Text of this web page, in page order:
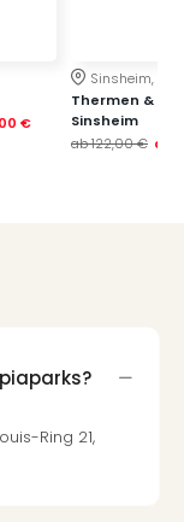
€
Sinsheim, DE
Thermen &
Sinsheim
ab122,00 € ab
Ring 21,